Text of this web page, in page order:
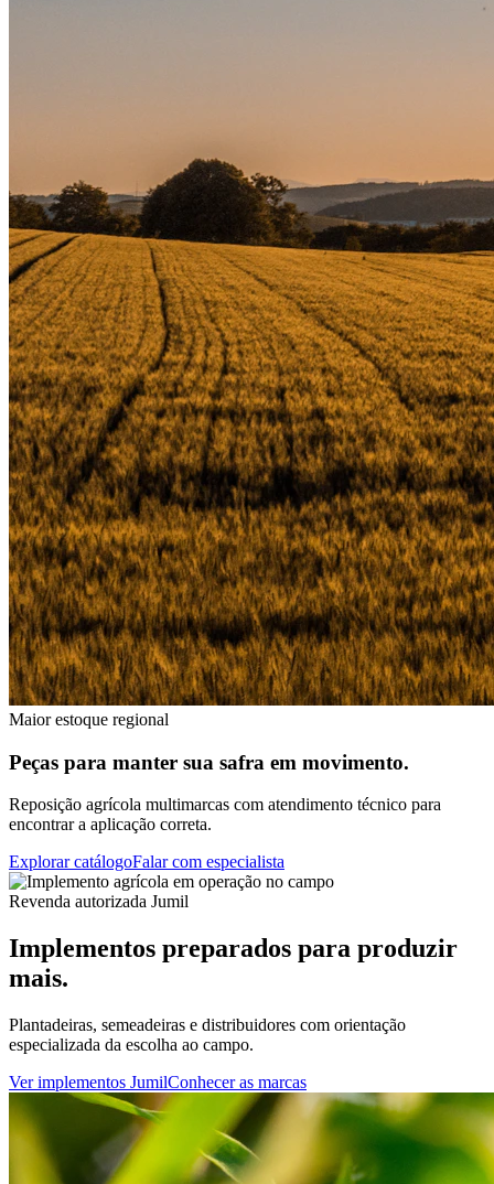
Maior estoque regional
Peças para manter sua safra em movimento.
Reposição agrícola multimarcas com atendimento técnico para
encontrar a aplicação correta.
Explorar catálogoFalar com especialista
Revenda autorizada Jumil
Implementos preparados para produzir
mais.
Plantadeiras, semeadeiras e distribuidores com orientação
especializada da escolha ao campo.
Ver implementos JumilConhecer as marcas